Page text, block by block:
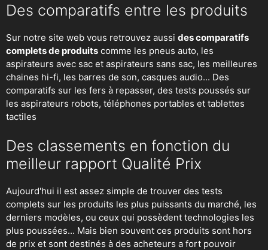
Des comparatifs entre les produits
Sur notre site web vous retrouvez aussi des comparatifs
complets de produits comme les pneus auto, les
aspirateurs avec sac et aspirateurs sans sac, les meilleures
chaines hi-fi, les barres de son, casques audio... Des
comparatifs sur les fers à repasser, des tests poussés sur
les aspirateurs robots, téléphones portables et tablettes
tactiles
Des classements en fonction du
meilleur rapport Qualité Prix
Aujourd'hui il est assez simple de trouver des tests
complets sur les produits les plus puissants du marché, les
derniers modèles, ou ceux qui possèdent technologies les
plus poussées... Mais bien souvent ces produits sont hors
de prix et sont destinés à des acheteurs a fort pouvoir